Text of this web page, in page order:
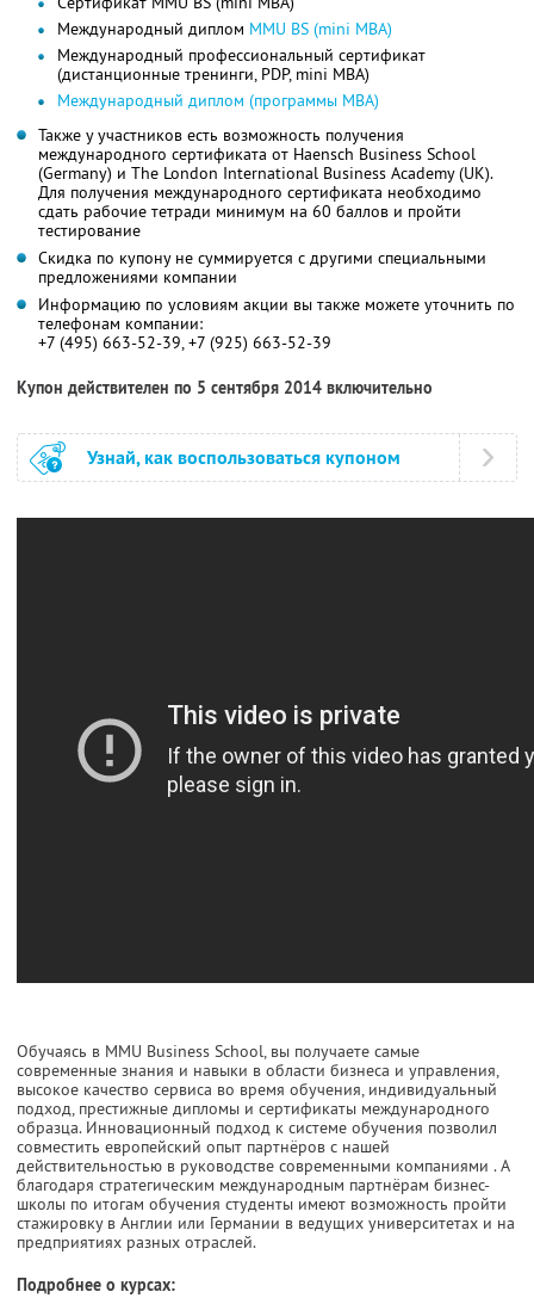
Международный диплом MMU BS (mini MBA)
Международный профессиональный сертификат
(дистанционные тренинги, PDP, mini MBA)
Международный диплом (программы МВА)
Также у участников есть возможность получения
международного сертификата от Haensch Business School
(Germany) и The London International Business Academy (UK).
Для получения международного сертификата необходимо
сдать рабочие тетради минимум на 60 баллов и пройти
тестирование
Скидка по купону не суммируется с другими специальными
предложениями компании
Информацию по условиям акции вы также можете уточнить по
телефонам компании:
+7 (495) 663-52-39, +7 (925) 663-52-39
Купон действителен по 5 сентября 2014 включительно
Узнай, как воспользоваться купоном
Обучаясь в MMU Business School, вы получаете самые
современные знания и навыки в области бизнеса и управления,
высокое качество сервиса во время обучения, индивидуальный
подход, престижные дипломы и сертификаты международного
образца. Инновационный подход к системе обучения позволил
совместить европейский опыт партнёров с нашей
действительностью в руководстве современными компаниями . А
благодаря стратегическим международным партнёрам бизнес-
школы по итогам обучения студенты имеют возможность пройти
стажировку в Англии или Германии в ведущих университетах и на
предприятиях разных отраслей.
Подробнее о курсах: